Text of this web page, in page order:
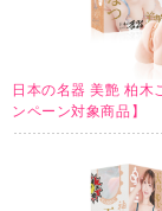
日本の名器 美艶 柏木
ンペーン対象商品】